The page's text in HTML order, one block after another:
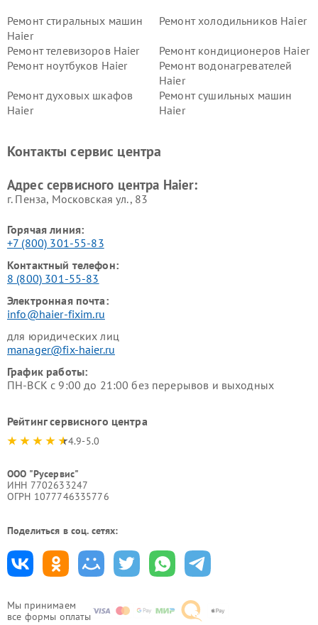
Мы принимаем
все формы оплаты
Ремонт стиральных машин
Haier
Ремонт холодильников Haier
Ремонт телевизоров Haier
Ремонт кондиционеров Haier
Ремонт ноутбуков Haier
Ремонт водонагревателей
Haier
Ремонт духовых шкафов
Haier
Ремонт сушильных машин
Haier
Ремонт роботов-пылесосов
Ремонт посудомоечных
Контакты сервис центра
Адрес сервисного центра Haier:
г. Пенза, Московская ул., 83
Горячая линия:
+7 (800) 301-55-83
Контактный телефон:
8 (800) 301-55-83
Электронная почта:
info@haier-fixim.ru
для юридических лиц
manager@fix-haier.ru
График работы:
ПН-ВСК с 9:00 до 21:00 без перерывов и выходных
Рейтинг сервисного центра
4.9-5.0
ООО "Русервис"
ИНН 7702633247
ОГРН 1077746335776
Поделиться в соц. сетях: